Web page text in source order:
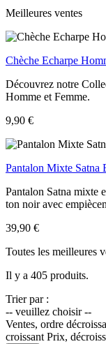
Meilleures ventes
Chèche Echarpe
Découvrez notre
Homme et Femme.
9,90 €
Pantalon Mixte Satna
Pantalon Satna mixte
ton noir avec
39,90 €
Toutes les meilleures
Il y a 405 produits.
Trier par :
-- veuillez choisir --
Ventes, ordre
croissant Prix,